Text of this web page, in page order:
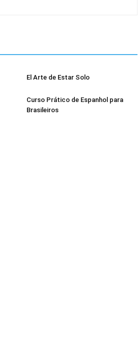
El Arte de Estar Solo
Curso Prático de Espanhol para
Brasileiros